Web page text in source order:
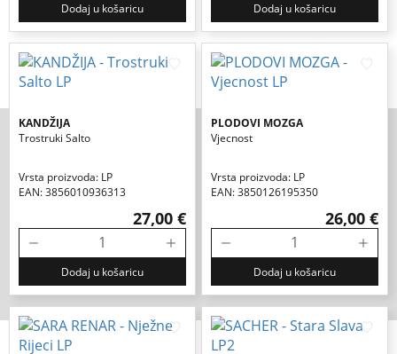
Dodaj u košaricu Dodaj u košaricu
KANDŽIJA
Trostruki Salto
Vrsta proizvoda: LP
EAN: 3856010936313
27,00 €
Dodaj u košaricu
PLODOVI MOZGA
Vjecnost
Vrsta proizvoda: LP
EAN: 3850126195350
26,00 €
Dodaj u košaricu